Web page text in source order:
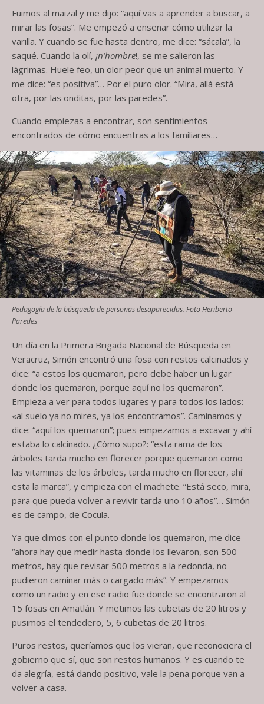
Fuimos al maizal y me dijo: “aquí vas a aprender a buscar, a
mirar las fosas”. Me empezó a enseñar cómo utilizar la
varilla. Y cuando se fue hasta dentro, me dice: “sácala”, la
saqué. Cuando la olí, ¡n’hombre!, se me salieron las
lágrimas. Huele feo, un olor peor que un animal muerto. Y
me dice: “es positiva”… Por el puro olor. “Mira, allá está
otra, por las onditas, por las paredes”.
Cuando empiezas a encontrar, son sentimientos
encontrados de cómo encuentras a los familiares…
Pedagogía de la búsqueda de personas desaparecidas. Foto Heriberto
Paredes
Un día en la Primera Brigada Nacional de Búsqueda en
Veracruz, Simón encontró una fosa con restos calcinados y
dice: “a estos los quemaron, pero debe haber un lugar
donde los quemaron, porque aquí no los quemaron”.
Empieza a ver para todos lugares y para todos los lados:
«al suelo ya no mires, ya los encontramos”. Caminamos y
dice: “aquí los quemaron”; pues empezamos a excavar y ahí
estaba lo calcinado. ¿Cómo supo?: “esta rama de los
árboles tarda mucho en florecer porque quemaron como
las vitaminas de los árboles, tarda mucho en florecer, ahí
esta la marca”, y empieza con el machete. “Está seco, mira,
para que pueda volver a revivir tarda uno 10 años”… Simón
es de campo, de Cocula.
Ya que dimos con el punto donde los quemaron, me dice
“ahora hay que medir hasta donde los llevaron, son 500
metros, hay que revisar 500 metros a la redonda, no
pudieron caminar más o cargado más”. Y empezamos
como un radio y en ese radio fue donde se encontraron al
15 fosas en Amatlán. Y metimos las cubetas de 20 litros y
pusimos el tendedero, 5, 6 cubetas de 20 litros.
Puros restos, queríamos que los vieran, que reconociera el
gobierno que sí, que son restos humanos. Y es cuando te
da alegría, está dando positivo, vale la pena porque van a
volver a casa.